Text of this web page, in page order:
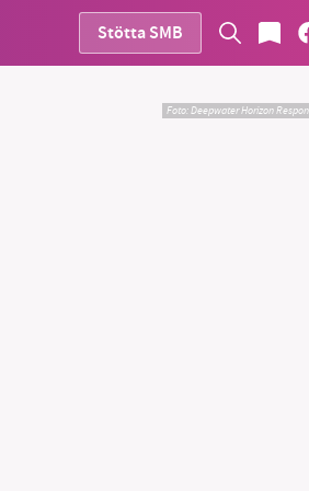
Stötta SMB
Foto:Deepwater Horizon